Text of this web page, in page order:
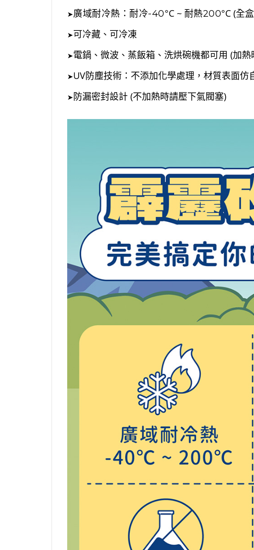
➤廣域耐冷熱：耐冷-40°C ~ 耐熱200°C (全
➤可冷藏、可冷凍
➤電鍋、微波、蒸飯箱、洗烘碗機都可用 (加
➤UV防塵技術：不添加化學處理，材質表面
➤防漏密封設計 (不加熱時請壓下氣閥塞)